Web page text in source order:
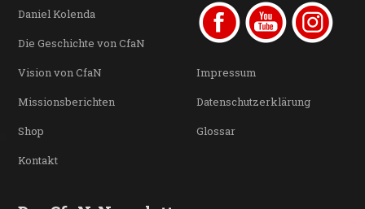
Daniel Kolenda
Die Geschichte von CfaN
Vision von CfaN
Missionsberichten
Shop
Kontakt
Impressum
Datenschutzerklärung
Glossar